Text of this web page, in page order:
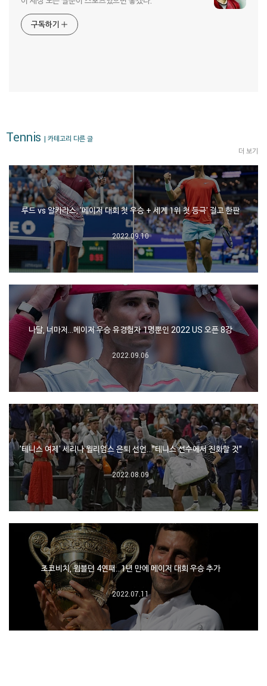
구독하기
Tennis | 카테고리 다른 글
더 보기
루드 vs 알카라스, '메이저 대회 첫 우승 + 세계 1위 첫 등극' 걸고 한판
2022.09.10
나달, 너마저…메이저 우승 유경험자 1명뿐인 2022 US 오픈 8강
2022.09.06
'테니스 여제' 세리나 윌리엄스 은퇴 선언…"테니스 선수에서 진화할 것"
2022.08.09
조코비치, 윔블던 4연패…1년 만에 메이저 대회 우승 추가
2022.07.11